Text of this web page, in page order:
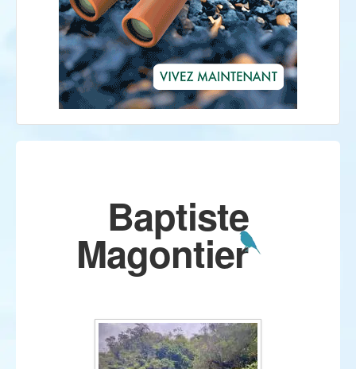
Baptiste
Magontier